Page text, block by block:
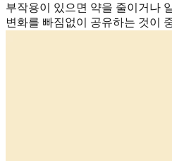
부작용이 있으면 약을 줄이거나
변화를 빠짐없이 공유하는 것이